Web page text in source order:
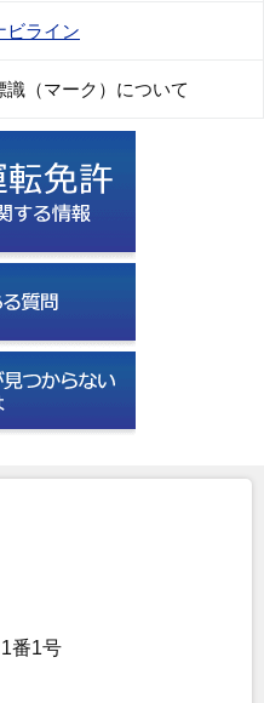
ビライン
（マーク）について
番1号